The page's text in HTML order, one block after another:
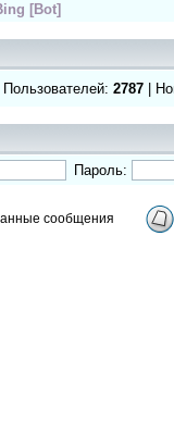
[Bot]
| Пользователей: 2787 |
Пароль:
сообщения